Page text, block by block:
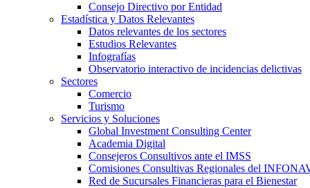
Consejo Directivo por Entidad
Estadística y Datos Relevantes
Datos relevantes de los sectores
Estudios Relevantes
Infografías
Observatorio interactivo de incidencias delictivas
Sectores
Comercio
Turismo
Servicios y Soluciones
Global Investment Consulting Center
Academia Digital
Consejeros Consultivos ante el IMSS
Comisiones Consultivas Regionales del
Red de Sucursales Financieras para el Bienestar